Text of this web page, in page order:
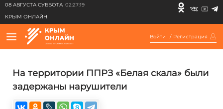
08 АВГУСТА СУББОТА 02:27:19
КРЫМ ОНЛАЙН
Войти / Регистрация
На территории ППРЗ «Белая скала» были
задержаны нарушители